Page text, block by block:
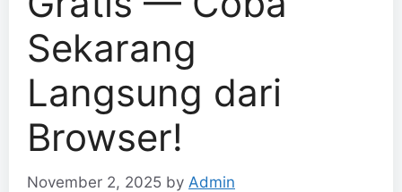
Sekarang
Langsung dari
Browser!
November 2, 2025 by Admin